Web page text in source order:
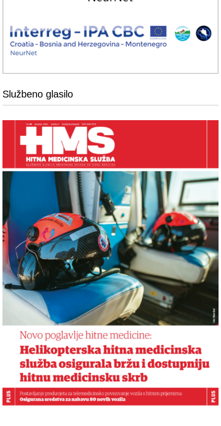
Službeno glasilo